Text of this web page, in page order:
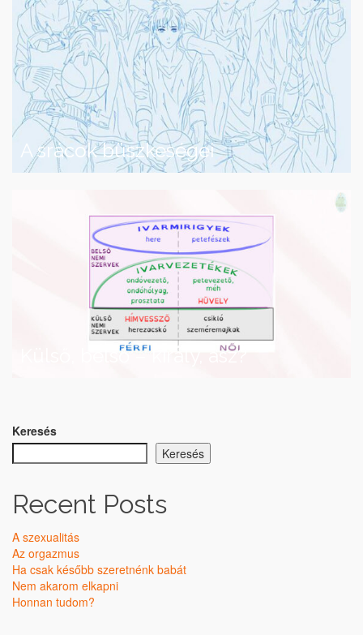
A srácok büszkeségei
Külső, belső – király, ász?
Keresés
Keresés
Recent Posts
A szexualitás
Az orgazmus
Ha csak később szeretnénk babát
Nem akarom elkapni
Honnan tudom?